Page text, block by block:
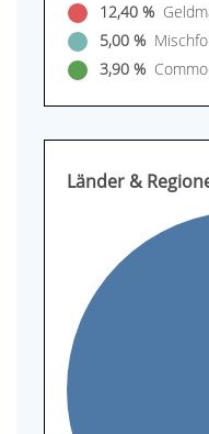
12,40 %
5,00 %
3,90 %
Länder &